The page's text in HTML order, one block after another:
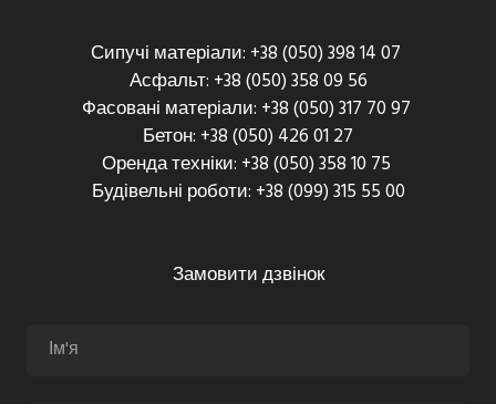
Сипучі матеріали: +38 (050) 398 14 07
Асфальт: +38 (050) 358 09 56
Фасовані матеріали: +38 (050) 317 70 97
Бетон: +38 (050) 426 01 27
Оренда техніки: +38 (050) 358 10 75
Будівельні роботи: +38 (099) 315 55 00
Замовити дзвінок